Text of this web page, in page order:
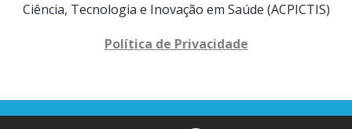
Ciência, Tecnologia e Inovação em Saúde (ACPICTIS)
Política de Privacidade